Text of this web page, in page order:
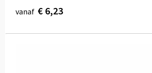
vanaf € 6,23